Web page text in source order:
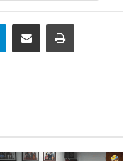
TelegramEnviar vía email Imprimir